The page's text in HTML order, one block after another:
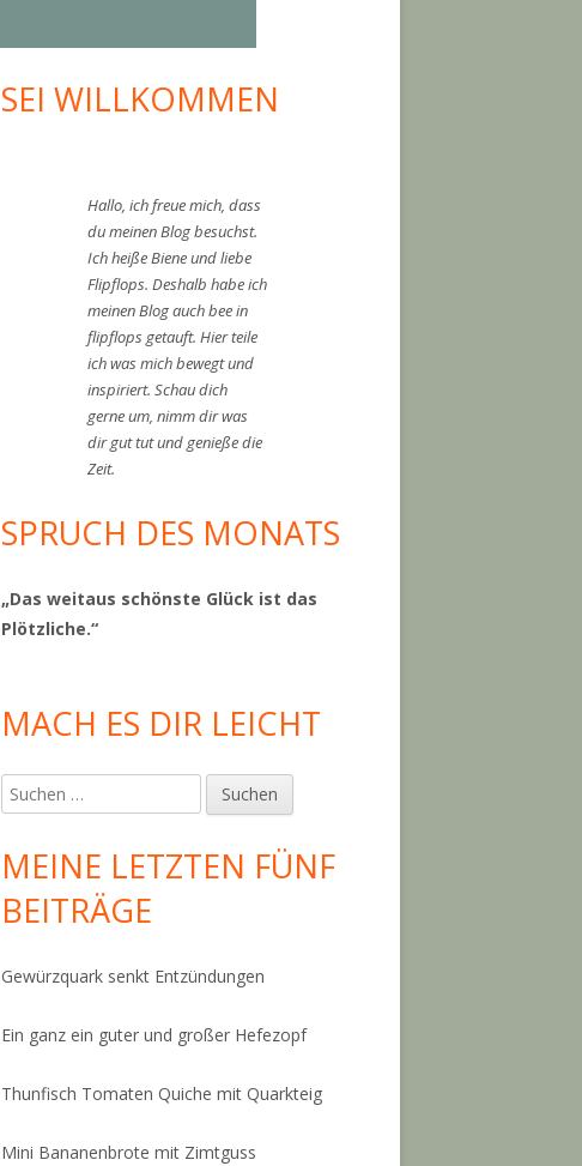
Haupt-
SEI WILLKOMMEN
Hallo, ich freue mich, dass
du meinen Blog besuchst.
Ich heiße Biene und liebe
Flipflops. Deshalb habe ich
meinen Blog auch bee in
flipflops getauft. Hier teile
ich was mich bewegt und
inspiriert. Schau dich
gerne um, nimm dir was
dir gut tut und genieße die
Zeit.
SPRUCH DES MONATS
„Das weitaus schönste Glück ist das
Plötzliche.“
MACH ES DIR LEICHT
Suchen
nach:
MEINE LETZTEN FÜNF
BEITRÄGE
Gewürzquark senkt Entzündungen
Ein ganz ein guter und großer Hefezopf
Thunfisch Tomaten Quiche mit Quarkteig
Mini Bananenbrote mit Zimtguss